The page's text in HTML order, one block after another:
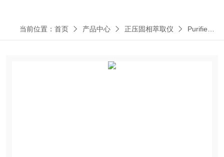
当前位置： 首页 产品中心 正压固相萃取仪 Purifier A12